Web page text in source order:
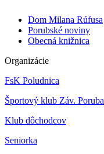
Dom Milana Rúfusa
Porubské noviny
Obecná knižnica
Organizácie
FsK Poludnica
Športový klub Záv. Poruba
Klub dôchodcov
Seniorka